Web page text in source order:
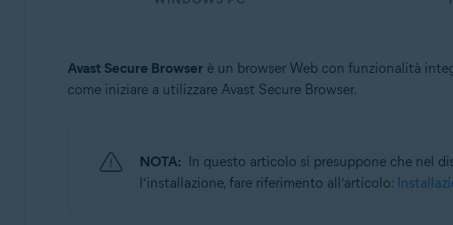
Sistemi operativi:
Windows, macOS, Android e iOS
Avast Secure Browser è un browser Web con funzionalità
come iniziare a utilizzare Avast Secure Browser.
NOTA: In questo articolo si presuppone che nel
l’installazione, fare riferimento all’articolo: